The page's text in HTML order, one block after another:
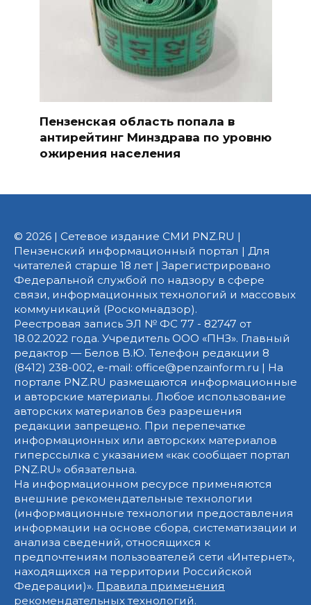
Пензенская область попала в
антирейтинг Минздрава по уровню
ожирения населения
© 2026 | Сетевое издание СМИ PNZ.RU |
Пензенский информационный портал | Для
читателей старше 18 лет | Зарегистрировано
Федеральной службой по надзору в сфере
связи, информационных технологий и массовых
коммуникаций (Роскомнадзор).
Реестровая запись ЭЛ № ФС 77 - 82747 от
18.02.2022 года. Учредитель ООО «ПНЗ». Главный
редактор — Белов В.Ю. Телефон редакции 8
(8412) 238-002, e-mail: office@penzainform.ru | На
портале PNZ.RU размещаются информационные
и авторские материалы. Любое использование
авторских материалов без разрешения
редакции запрещено. При перепечатке
информационных или авторских материалов
гиперссылка с указанием «как сообщает портал
PNZ.RU» обязательна.
На информационном ресурсе применяются
внешние рекомендательные технологии
(информационные технологии предоставления
информации на основе сбора, систематизации и
анализа сведений, относящихся к
предпочтениям пользователей сети «Интернет»,
находящихся на территории Российской
Федерации)». Правила применения
рекомендательных технологий.